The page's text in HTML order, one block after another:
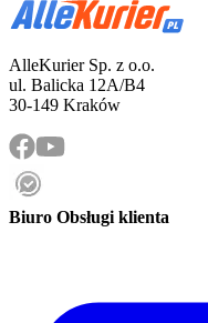
AlleKurier Sp. z o.o.
ul. Balicka 12A/B4
30-149 Kraków
Biuro Obsługi klienta